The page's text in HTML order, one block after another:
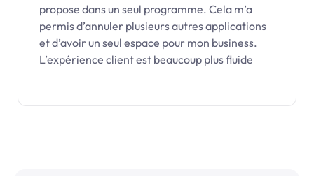
propose dans un seul programme. Cela m’a
permis d’annuler plusieurs autres applications
et d’avoir un seul espace pour mon business.
L’expérience client est beaucoup plus fluide